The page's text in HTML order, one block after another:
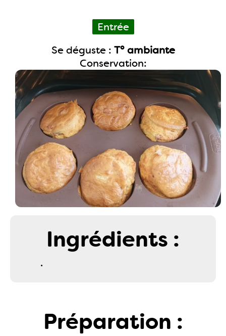
Entrée
Se déguste : T° ambiante
Conservation:
Ingrédients :
.
Préparation :